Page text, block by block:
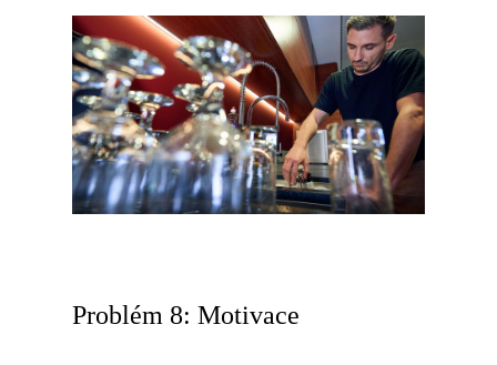
Problém 8: Motivace